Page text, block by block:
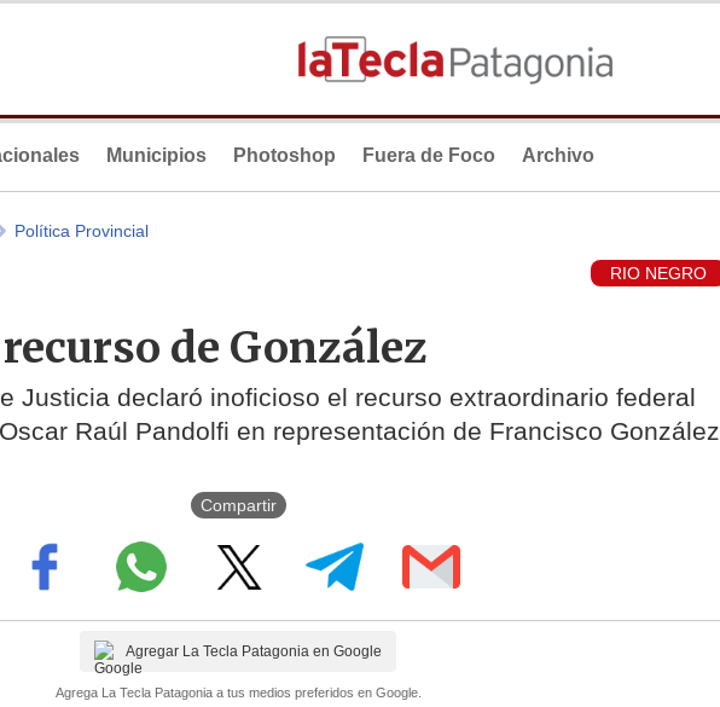
Municipios Photoshop Fuera de Foco Archivo
Política Provincial
RIO NEGRO
de González
Justicia declaró inoficioso el recurso extraordinario federal
Raúl Pandolfi en representación de Francisco González
Compartir
Agregar La Tecla Patagonia en Google
Agrega La Tecla Patagonia a tus medios preferidos en Google.